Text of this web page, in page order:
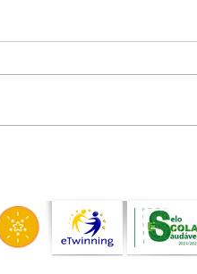
aproximam pessoas e
transformam